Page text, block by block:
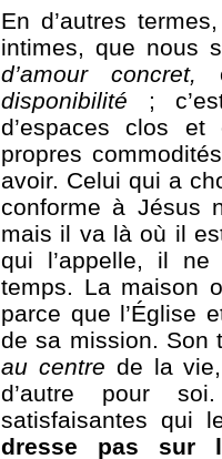
En d’autres
intimes, que nous
d’amour concret,
disponibilité ;
d’espaces clos
propres
avoir. Celui qui a
conforme à Jésus
mais il va là où il
qui l’appelle, il
temps. La maison
parce que l’Église
de sa mission. Son
au centre de la
d’autre pour
satisfaisantes qui
dresse pas sur